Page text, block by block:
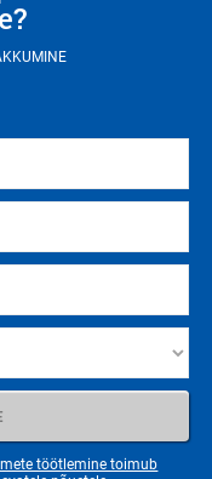
töötlemine toimub